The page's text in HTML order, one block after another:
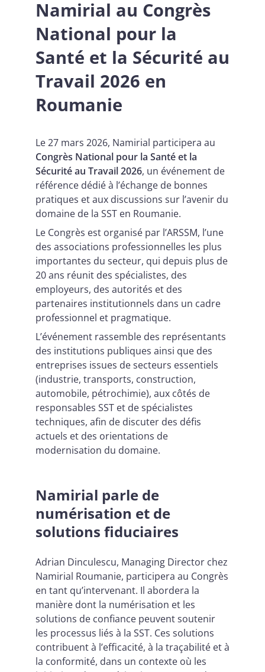
Namirial au Congrès
National pour la
Santé et la Sécurité au
Travail 2026 en
Roumanie
Le 27 mars 2026, Namirial participera au
Congrès National pour la Santé et la
Sécurité au Travail 2026, un événement de
référence dédié à l’échange de bonnes
pratiques et aux discussions sur l’avenir du
domaine de la SST en Roumanie.
Le Congrès est organisé par l’ARSSM, l’une
des associations professionnelles les plus
importantes du secteur, qui depuis plus de
20 ans réunit des spécialistes, des
employeurs, des autorités et des
partenaires institutionnels dans un cadre
professionnel et pragmatique.
L’événement rassemble des représentants
des institutions publiques ainsi que des
entreprises issues de secteurs essentiels
(industrie, transports, construction,
automobile, pétrochimie), aux côtés de
responsables SST et de spécialistes
techniques, afin de discuter des défis
actuels et des orientations de
modernisation du domaine.
Namirial parle de
numérisation et de
solutions fiduciaires
Adrian Dinculescu, Managing Director chez
Namirial Roumanie, participera au Congrès
en tant qu’intervenant. Il abordera la
manière dont la numérisation et les
solutions de confiance peuvent soutenir
les processus liés à la SST. Ces solutions
contribuent à l’efficacité, à la traçabilité et à
la conformité, dans un contexte où les